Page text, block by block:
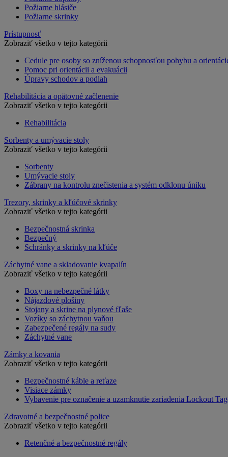
Požiarne hlásiče
Požiarne skrinky
Prístupnosť
Zobraziť všetko v tejto kategórii
Cedule pre osoby so zníženou schopnosťou pohybu a
Pomoc pri orientácii a evakuácii
Úpravy schodov a podlah
Rehabilitácia a opätovné začlenenie
Zobraziť všetko v tejto kategórii
Rehabilitácia
Sorbenty a umývacie stoly
Zobraziť všetko v tejto kategórii
Sorbenty
Umývacie stoly
Zábrany na kontrolu znečistenia a systém odklonu úniku
Trezory, skrinky a kľúčové skrinky
Zobraziť všetko v tejto kategórii
Bezpečnostná skrinka
Bezpečný
Schránky a skrinky na kľúče
Záchytné vane a skladovanie kvapalín
Zobraziť všetko v tejto kategórii
Boxy na nebezpečné látky
Nájazdové plošiny
Stojany a skrine na plynové fľaše
Vozíky so záchytnou vaňou
Zabezpečené regály na sudy
Záchytné vane
Zámky a kovania
Zobraziť všetko v tejto kategórii
Bezpečnostné káble a reťaze
Visiace zámky
Vybavenie pre označenie a uzamknutie zariadenia Lockout
Zdravotné a bezpečnostné police
Zobraziť všetko v tejto kategórii
Retenčné a bezpečnostné regály